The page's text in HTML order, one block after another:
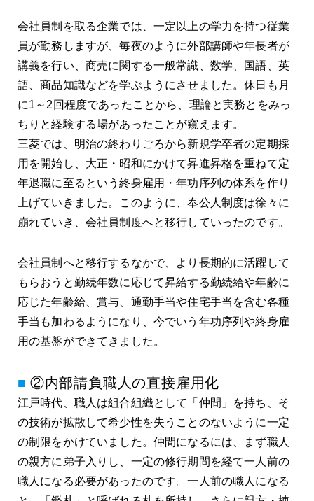
会社員制を取る企業では、一定以上の学力を持つ従業
員が勤務しますが、毎夜のように外部講師や年長者が
講義を行い、商売に関する一般常識、数学、国語、英
語、商品知識などを学ぶようにさせました。休日も月
に1～2回程度であったことから、理論と実務とをみっ
ちりと経験する場があったことが窺えます。
三菱では、明治の終わりごろから新規学卒者の定期採
用を開始し、大正・昭和にかけて昇進昇格を重ねて定
年退職に至るという終身雇用・年功序列の体系を作り
上げていきました。このように、奉公人制度は徐々に
崩れていき、会社員制度へと移行していったのです。
会社員制へと移行するなかで、より長期的に活躍して
もらおうと勤続年数に応じて昇給する勤続給や年齢に
応じた年齢給、賞与、通勤手当や住宅手当を含む各種
手当も加わるようになり、今でいう年功序列や終身雇
用の基盤ができてきました。
②内部請負職人の直接雇用化
江戸時代、職人は組合組織として「仲間」を持ち、そ
の技術が拡散して希少性を失うことのないように一定
の制限をかけていました。仲間になるには、まず職人
の親方に弟子入りし、一定の修行期間を経て一人前の
職人になる必要があったのです。一人前の職人になる